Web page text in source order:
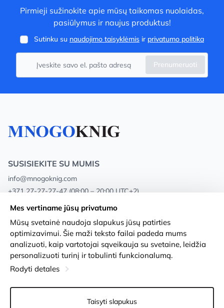
Pirmieji sužinokite apie mūsų taikomas nuolaidas,
pasiūlymus ir naujus produktus!
Sutinku su naudojimo taisyklėmis ir privatumo politika
Prenumeruoti
SUSISIEKITE SU MUMIS
info@mnogoknig.com
+371 27-27-27-47 (08:00 – 20:00 UTC+2)
Rīga, Augusta Deglava 69d, LV-1082
Apie mus
Parduotuvės
Pristatymas ir mokėjimas
Lojalumo kortelės
Privacy Policy
Sąlygos ir nuostatos
Prekių grąžinimas
Slapukų nustatymai
Mes vertiname jūsų privatumo
Mūsų svetainė naudoja slapukus jūsų patirties
optimizavimui. Šie maži teksto failai padeda mums
analizuoti, kaip vartotojai sąveikauja su svetaine, leidžia
personalizuoti turinį ir tobulinti funkcionalumą.
Rodyti detales
Taisyti slapukus